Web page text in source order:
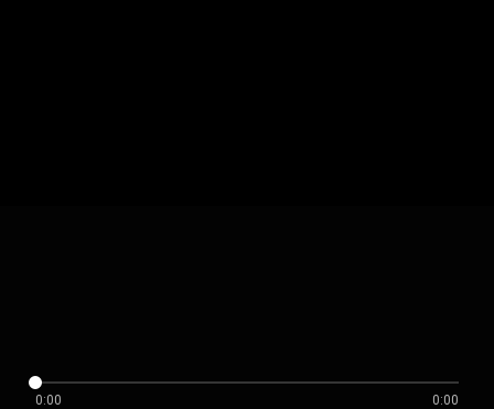
0:00 0:00